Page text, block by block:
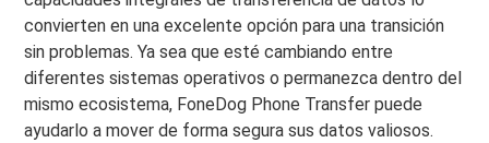
convierten en una excelente opción para una transición
sin problemas. Ya sea que esté cambiando entre
diferentes sistemas operativos o permanezca dentro del
mismo ecosistema, FoneDog Phone Transfer puede
ayudarlo a mover de forma segura sus datos valiosos.